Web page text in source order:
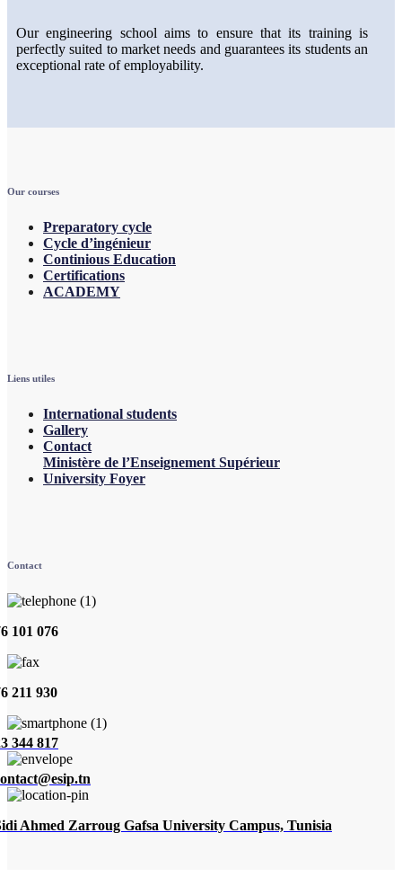
Our engineering school aims to ensure that its training is
perfectly suited to market needs and guarantees its students an
exceptional rate of employability.
Our courses
Preparatory cycle
Cycle d’ingénieur
Continious Education
Certifications
ACADEMY
Liens utiles
International students
Gallery
Contact
Ministère de l’Enseignement Supérieur
University Foyer
Contact
101 076
211 930
344 817
Ahmed Zarroug Gafsa University Campus, Tunisia